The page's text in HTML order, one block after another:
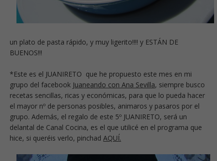
un plato de pasta rápido, y muy ligerito!!!! y ESTÁN DE
BUENOS!!!
*Este es el JUANIRETO que he propuesto este mes en mi
grupo del facebook Juaneando con Ana Sevilla, siempre busco
recetas sencillas, ricas y económicas, para que lo pueda hacer
el mayor nº de personas posibles, animaros y pasaros por el
grupo. Además, el regalo de este 5º JUANIRETO, será un
delantal de Canal Cocina, es el que utilicé en el programa que
hice, si queréis verlo, pinchad AQUÍ.